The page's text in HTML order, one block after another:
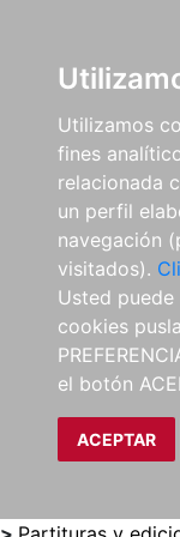
Utilizamos
fines
relacionada
un perfil
navegación
visitados).
Usted
cookies
el botón
ACEPTAR